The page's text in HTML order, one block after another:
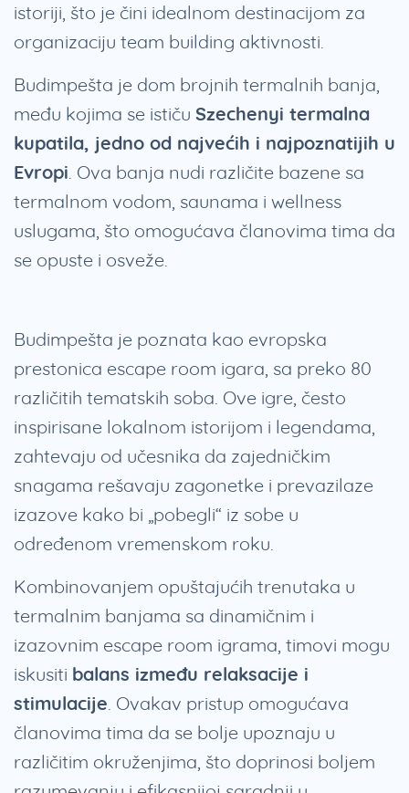
istoriji, što je čini idealnom destinacijom za
organizaciju team building aktivnosti.
Budimpešta je dom brojnih termalnih banja,
među kojima se ističu Szechenyi termalna
kupatila, jedno od najvećih i najpoznatijih u
Evropi. Ova banja nudi različite bazene sa
termalnom vodom, saunama i wellness
uslugama, što omogućava članovima tima da
se opuste i osveže.
Budimpešta je poznata kao evropska
prestonica escape room igara, sa preko 80
različitih tematskih soba. Ove igre, često
inspirisane lokalnom istorijom i legendama,
zahtevaju od učesnika da zajedničkim
snagama rešavaju zagonetke i prevazilaze
izazove kako bi „pobegli“ iz sobe u
određenom vremenskom roku.
Kombinovanjem opuštajućih trenutaka u
termalnim banjama sa dinamičnim i
izazovnim escape room igrama, timovi mogu
iskusiti balans između relaksacije i
stimulacije. Ovakav pristup omogućava
članovima tima da se bolje upoznaju u
različitim okruženjima, što doprinosi boljem